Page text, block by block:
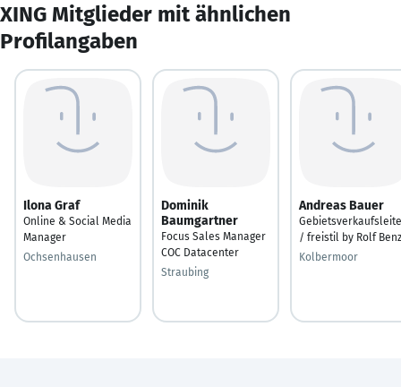
XING Mitglieder mit ähnlichen
Profilangaben
Ilona Graf
Online & Social Media
Manager
Ochsenhausen
Dominik
Baumgartner
Focus Sales Manager
COC Datacenter
Straubing
Andreas Bauer
/ freistil by Rolf Benz
Kolbermoor